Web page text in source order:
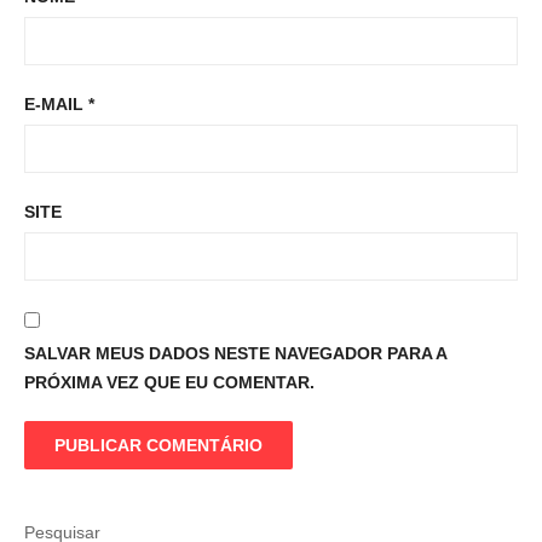
E-MAIL *
SITE
SALVAR MEUS DADOS NESTE NAVEGADOR PARA A
PRÓXIMA VEZ QUE EU COMENTAR.
Pesquisar